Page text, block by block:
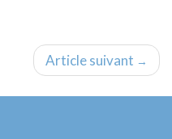
Article suivant →